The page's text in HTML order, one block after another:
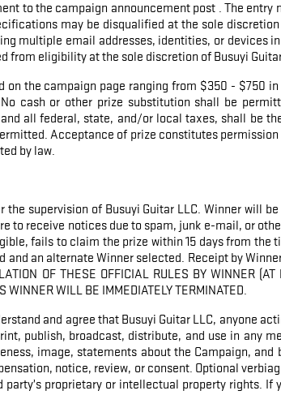
to the campaign announcement post . The
may be disqualified at the sole discretion
multiple email addresses, identities, or devices
from eligibility at the sole discretion of Busuyi
on the campaign page ranging from $350 - $750
cash or other prize substitution shall be
all federal, state, and/or local taxes, shall be
Acceptance of prize constitutes permission
by law.
supervision of Busuyi Guitar LLC. Winner will
to receive notices due to spam, junk e-mail, or
fails to claim the prize within 15 days from the
an alternate Winner selected. Receipt by
OF THESE OFFICIAL RULES BY WINNER (AT
WILL BE IMMEDIATELY TERMINATED.
and agree that Busuyi Guitar LLC, anyone
publish, broadcast, distribute, and use in any
image, statements about the Campaign,
notice, review, or consent. Optional
proprietary or intellectual property rights.